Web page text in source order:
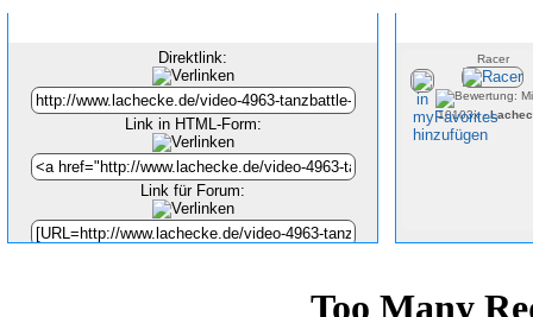
Racer
10103x -
Direktlink:
Link in HTML-Form:
Link für Forum: